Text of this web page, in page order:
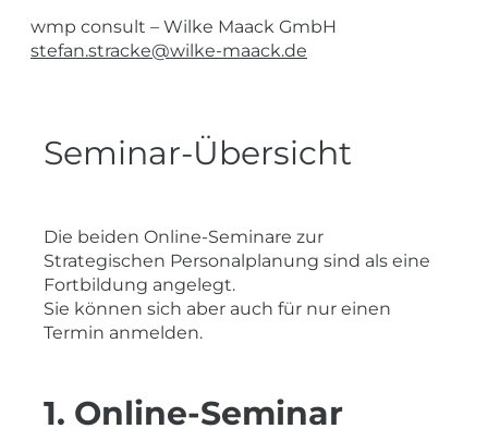
wmp consult – Wilke Maack GmbH
stefan.stracke@wilke-maack.de
Seminar-Übersicht
Die beiden Online-Seminare zur
Strategischen Personalplanung sind als eine
Fortbildung angelegt.
Sie können sich aber auch für nur einen
Termin anmelden.
1. Online-Seminar